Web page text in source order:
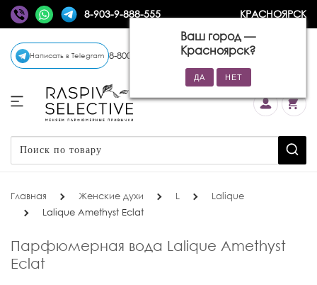
8-903-9-888-555 КРАСНОЯРСК
Ваш город —
Красноярск?
Написать в Telegram 8-800-770-72-34 (бесплатно)
Главная Женские духи L
Lalique
Lalique Amethyst Eclat
Парфюмерная вода Lalique Amethyst
Eclat